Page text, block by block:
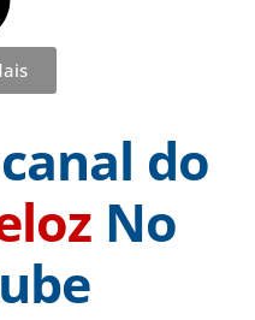
do
No